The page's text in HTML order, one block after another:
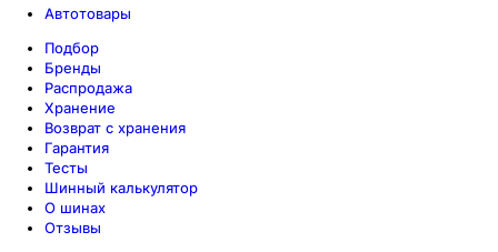
Автотовары
Подбор
Бренды
Распродажа
Хранение
Возврат с хранения
Гарантия
Тесты
Шинный калькулятор
О шинах
Отзывы